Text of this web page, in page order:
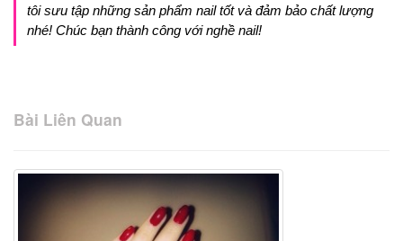
tôi sưu tập những sản phẩm nail tốt và đảm bảo chất lượng
nhé! Chúc bạn thành công với nghề nail!
Bài Liên Quan